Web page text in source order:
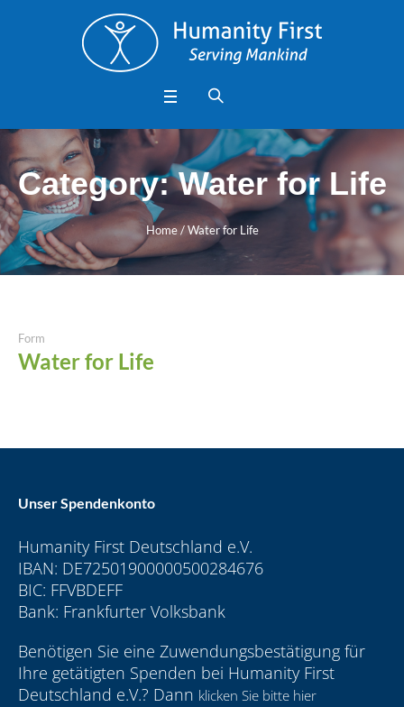
Category:Water for Life
Home /Water for Life
Form
Water for Life
Unser Spendenkonto
Humanity First Deutschland e.V.
IBAN: DE72501900000500284676
BIC: FFVBDEFF
Bank: Frankfurter Volksbank
Benötigen Sie eine Zuwendungsbestätigung für
Ihre getätigten Spenden bei Humanity First
Deutschland e.V.? Dann klicken Sie bitte hier